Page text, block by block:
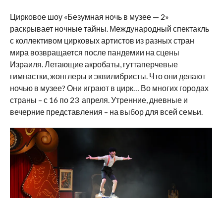
Цирковое шоу «Безумная ночь в музее — 2»
раскрывает ночные тайны. Международный спектакль
с коллективом цирковых артистов из разных стран
мира возвращается после пандемии на сцены
Израиля. Летающие акробаты, гуттаперчевые
гимнастки, жонглеры и эквилибристы. Что они делают
ночью в музее? Они играют в цирк… Во многих городах
страны – с 16 по 23 апреля. Утренние, дневные и
вечерние представления – на выбор для всей семьи.